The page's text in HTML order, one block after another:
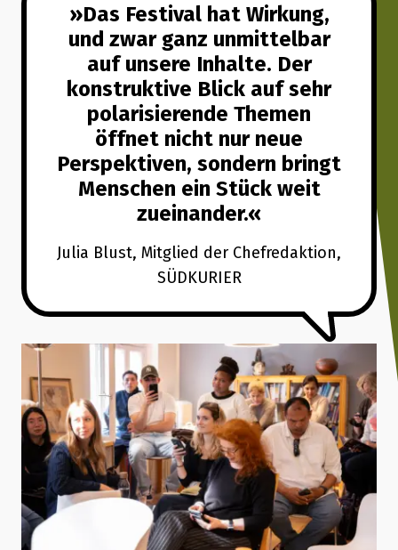
Das Festival hat Wirkung,
und zwar ganz unmittelbar
auf unsere Inhalte. Der
konstruktive Blick auf sehr
polarisierende Themen
öffnet nicht nur neue
Perspektiven, sondern bringt
Menschen ein Stück weit
zueinander.
Julia Blust, Mitglied der Chefredaktion,
SÜDKURIER